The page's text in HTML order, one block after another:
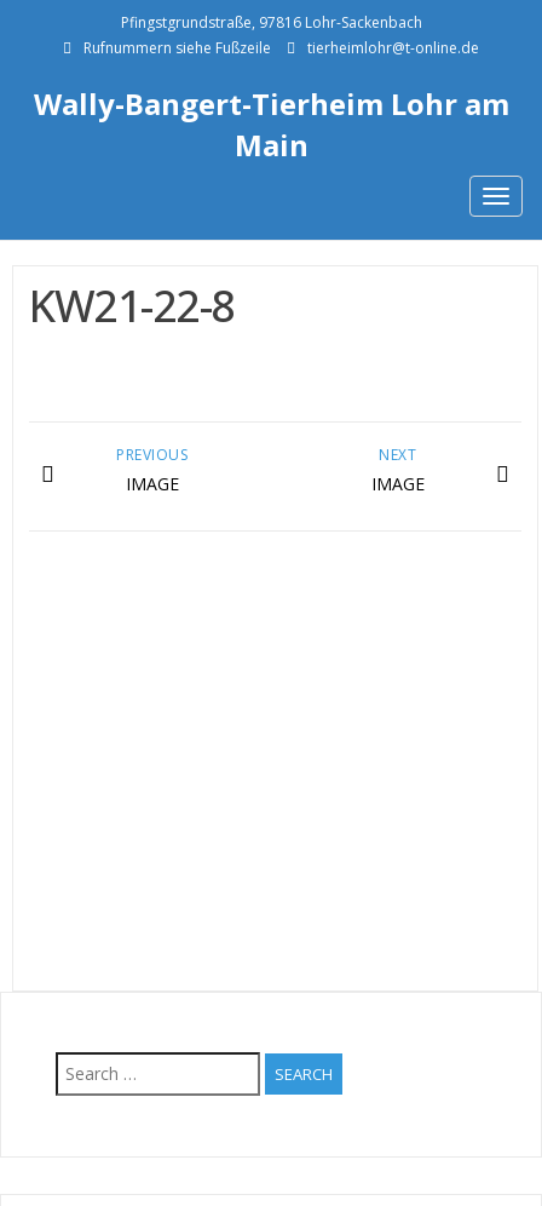
Pfingstgrundstraße, 97816 Lohr-Sackenbach
Rufnummern siehe Fußzeile
tierheimlohr@t-online.de
Wally-Bangert-Tierheim Lohr am
Main
KW21-22-8
NEXT
IMAGE
PREVIOUS
IMAGE
Search
for: